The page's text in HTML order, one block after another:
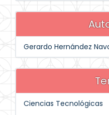
Gerardo Hernández
Ciencias Tecnológicas